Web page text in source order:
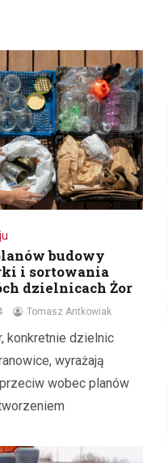
budowy
i sortowania
dzielnicach Żor
Tomasz Antkowiak
konkretnie dzielnic
wyrażają
wobec planów